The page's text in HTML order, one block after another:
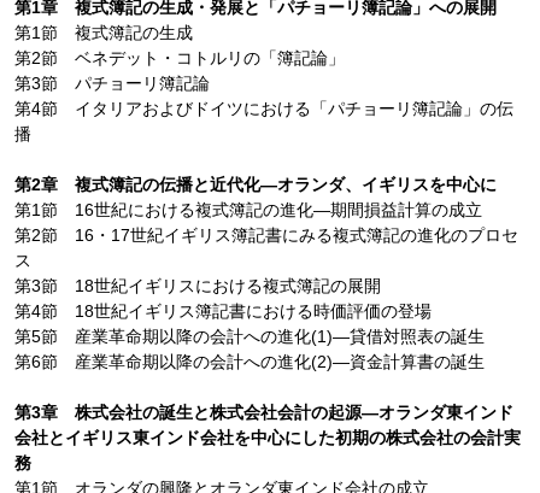
第1章 複式簿記の生成・発展と「パチョーリ簿記論」への展開
第1節 複式簿記の生成
第2節 ベネデット・コトルリの「簿記論」
第3節 パチョーリ簿記論
第4節 イタリアおよびドイツにおける「パチョーリ簿記論」の伝
播
第2章 複式簿記の伝播と近代化―オランダ、イギリスを中心に
第1節 16世紀における複式簿記の進化―期間損益計算の成立
第2節 16・17世紀イギリス簿記書にみる複式簿記の進化のプロセ
ス
第3節 18世紀イギリスにおける複式簿記の展開
第4節 18世紀イギリス簿記書における時価評価の登場
第5節 産業革命期以降の会計への進化(1)―貸借対照表の誕生
第6節 産業革命期以降の会計への進化(2)―資金計算書の誕生
第3章 株式会社の誕生と株式会社会計の起源―オランダ東インド
会社とイギリス東インド会社を中心にした初期の株式会社の会計実
務
第1節 オランダの興隆とオランダ東インド会社の成立